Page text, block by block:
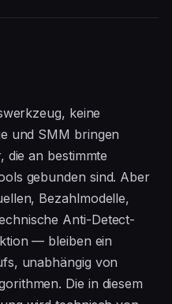
keine
und SMM bringen
die an bestimmte
gebunden sind. Aber
Bezahlmodelle,
Anti-Detect-
— bleiben ein
unabhängig von
Die in diesem